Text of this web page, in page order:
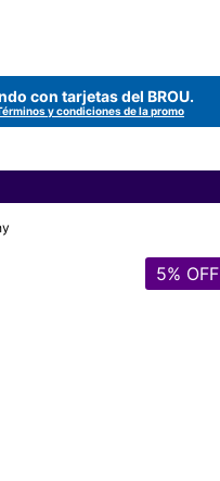
con tarjetas del BROU.
y condiciones de la promo
5% OFF